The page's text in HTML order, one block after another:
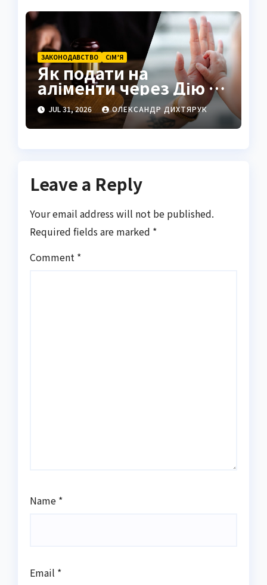
ЗАКОНОДАВСТВО СІМ’Я
Як подати на
аліменти через Дію у
2026 році
JUL 31, 2026 ОЛЕКСАНДР ДИХТЯРУК
Leave a Reply
Your email address will not be published.
Required fields are marked *
Comment *
Name *
Email *